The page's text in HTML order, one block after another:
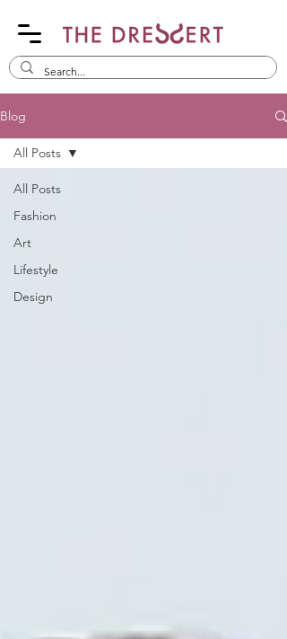
Blog
All Posts
Fashion
Art
Lifestyle
Design
All Posts